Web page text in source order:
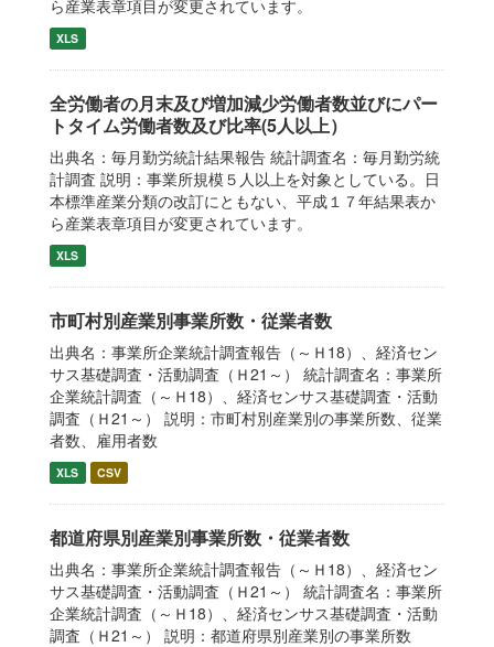
ら産業表章項目が変更されています。
XLS
全労働者の月末及び増加減少労働者数並びにパー
トタイム労働者数及び比率(5人以上）
出典名：毎月勤労統計結果報告 統計調査名：毎月勤労統
計調査 説明：事業所規模５人以上を対象としている。日
本標準産業分類の改訂にともない、平成１７年結果表か
ら産業表章項目が変更されています。
XLS
市町村別産業別事業所数・従業者数
出典名：事業所企業統計調査報告（～Ｈ18）、経済セン
サス基礎調査・活動調査（Ｈ21～） 統計調査名：事業所
企業統計調査（～Ｈ18）、経済センサス基礎調査・活動
調査（Ｈ21～） 説明：市町村別産業別の事業所数、従業
者数、雇用者数
XLS CSV
都道府県別産業別事業所数・従業者数
出典名：事業所企業統計調査報告（～Ｈ18）、経済セン
サス基礎調査・活動調査（Ｈ21～） 統計調査名：事業所
企業統計調査（～Ｈ18）、経済センサス基礎調査・活動
調査（Ｈ21～） 説明：都道府県別産業別の事業所数